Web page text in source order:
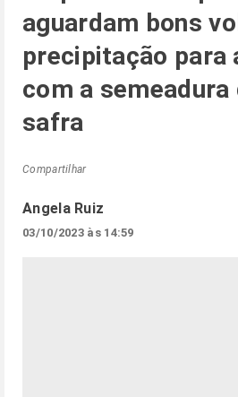
aguardam bons
precipitação para
com a semeadura
safra
Compartilhar
Angela Ruiz
03/10/2023 às 14:59